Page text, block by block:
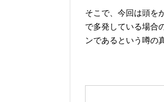
そこで、今回は頭を
で多発している場合
ンであるという噂の